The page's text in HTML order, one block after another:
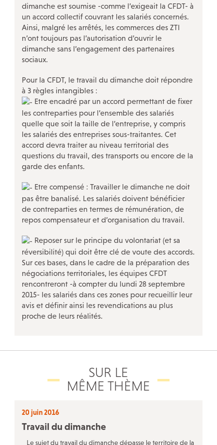
Guide de vos droits après l’entretien préalable
NOS ACTIONS SPÉCIFIQUES
Avec les salariés des TPE !
Le projet Respectées
Travailleurs «sans papiers »
Nos rencontres InfoDroit et Infoplus
Discriminations
Travail du dimanche
La CFDT à la CPAM Paris
Conseil des générations futures
QUI FAIT QUOI
L’inspection du travail
Les services de santé au travail
La Bourse du travail
Notre réseau social
dimanche est soumise -comme l’exigeait la CFDT- à
un accord collectif couvrant les salariés concernés.
Ainsi, malgré les arrêtés, les commerces des ZTI
n’ont toujours pas l’autorisation d’ouvrir le
dimanche sans l’engagement des partenaires
sociaux.
Pour la CFDT, le travail du dimanche doit répondre
à 3 règles intangibles :
Etre encadré par un accord permettant de fixer
les contreparties pour l’ensemble des salariés
quelle que soit la taille de l’entreprise, y compris
les salariés des entreprises sous-traitantes. Cet
accord devra traiter au niveau territorial des
questions du travail, des transports ou encore de la
garde des enfants.
Etre compensé : Travailler le dimanche ne doit
pas être banalisé. Les salariés doivent bénéficier
de contreparties en termes de rémunération, de
repos compensateur et d’organisation du travail.
Reposer sur le principe du volontariat (et sa
réversibilité) qui doit être clé de voute des accords.
Sur ces bases, dans le cadre de la préparation des
négociations territoriales, les équipes CFDT
rencontreront -à compter du lundi 28 septembre
2015- les salariés dans ces zones pour recueillir leur
avis et définir ainsi les revendications au plus
proche de leurs réalités.
SUR LE
MÊME THÈME
20 juin 2016
Travail du dimanche
Le sujet du travail du dimanche dépasse le territoire de la